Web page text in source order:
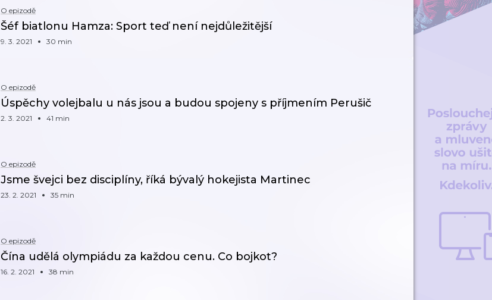
O epizodě
Šéf biatlonu Hamza: Sport teď není nejdůležitější
9. 3. 2021 30 min
O epizodě
Úspěchy volejbalu u nás jsou a budou spojeny s příjmením Perušič
2. 3. 2021 41 min
O epizodě
Jsme švejci bez disciplíny, říká bývalý hokejista Martinec
23. 2. 2021 35 min
O epizodě
Čína udělá olympiádu za každou cenu. Co bojkot?
16. 2. 2021 38 min